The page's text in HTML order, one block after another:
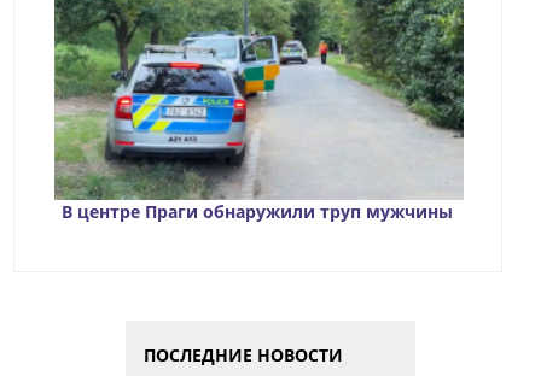
В центре Праги обнаружили труп мужчины
ПОСЛЕДНИЕ НОВОСТИ